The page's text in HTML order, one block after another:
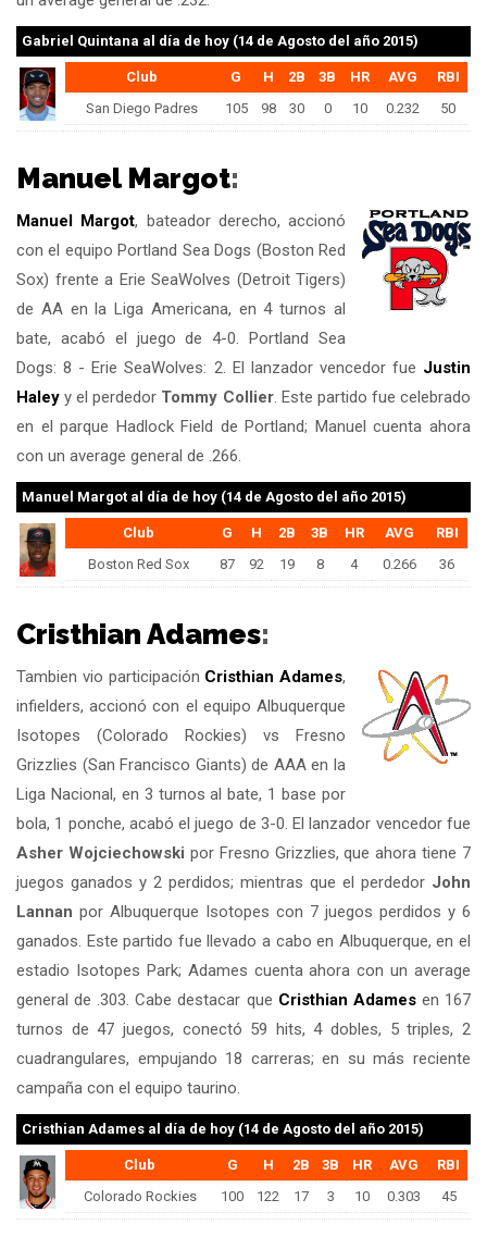
Gabriel Quintana al día de hoy (14 de Agosto del año 2015)
Club G H 2B 3B HR AVG
RBI
San Diego Padres
105 98 30 0 10 0.232 50
Manuel Margot:
Manuel Margot, bateador derecho, accionó
con el equipo Portland Sea Dogs (Boston Red
Sox) frente a Erie SeaWolves (Detroit Tigers)
de AA en la Liga Americana, en 4 turnos al
bate, acabó el juego de 4-0. Portland Sea
Dogs: 8 - Erie SeaWolves: 2. El lanzador vencedor fue Justin
Haley y el perdedor Tommy Collier. Este partido fue celebrado
en el parque Hadlock Field de Portland; Manuel cuenta ahora
con un average general de .266.
Manuel Margot al día de hoy (14 de Agosto del año 2015)
Club G H 2B 3B HR AVG
RBI
Boston Red Sox
87 92 19 8 4 0.266 36
Cristhian Adames:
Tambien vio participación Cristhian Adames,
infielders, accionó con el equipo Albuquerque
Isotopes (Colorado Rockies) vs Fresno
Grizzlies (San Francisco Giants) de AAA en la
Liga Nacional, en 3 turnos al bate, 1 base por
bola, 1 ponche, acabó el juego de 3-0. El lanzador vencedor fue
Asher Wojciechowski por Fresno Grizzlies, que ahora tiene 7
juegos ganados y 2 perdidos; mientras que el perdedor John
Lannan por Albuquerque Isotopes con 7 juegos perdidos y 6
ganados. Este partido fue llevado a cabo en Albuquerque, en el
estadio Isotopes Park; Adames cuenta ahora con un average
general de .303. Cabe destacar que Cristhian Adamesen 167
turnos de 47 juegos, conectó 59 hits, 4 dobles, 5 triples, 2
cuadrangulares, empujando 18 carreras; en su más reciente
campaña con el equipo taurino.
Cristhian Adames al día de hoy (14 de Agosto del año 2015)
Club G H 2B 3B HR AVG
RBI
Colorado Rockies
100 122 17 3 10 0.303 45